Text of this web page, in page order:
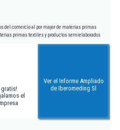
del comercio al por mayor de materias primas
primas textiles y productos semielaborados
gratis!
el
Ver el Informe Ampliado
de Iberomeding Sl